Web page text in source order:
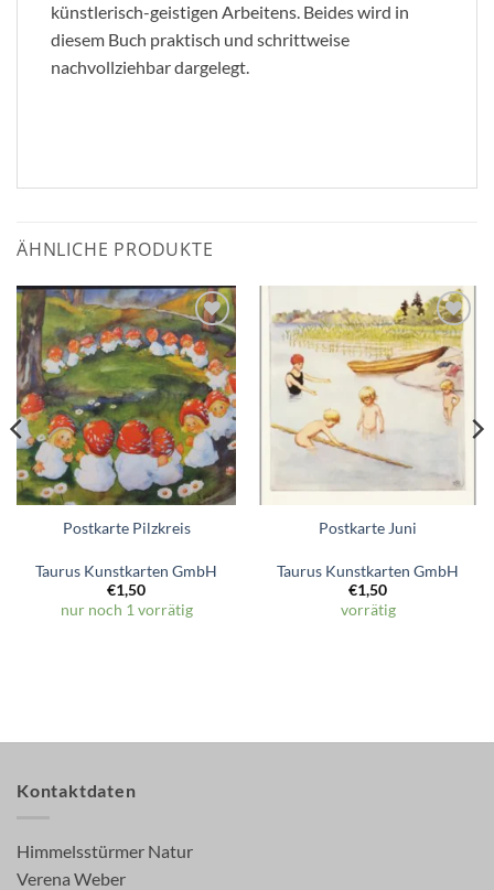
künstlerisch-geistigen Arbeitens. Beides wird in
diesem Buch praktisch und schrittweise
nachvollziehbar dargelegt.
ÄHNLICHE PRODUKTE
Zum
Wunschzettel
hinzufügen
Postkarte Pilzkreis
Taurus Kunstkarten GmbH
€1,50
nur noch 1 vorrätig
Zum
Wunschzettel
hinzufügen
Postkarte Juni
Taurus Kunstkarten GmbH
€1,50
vorrätig
Kontaktdaten
Himmelsstürmer Natur
Verena Weber